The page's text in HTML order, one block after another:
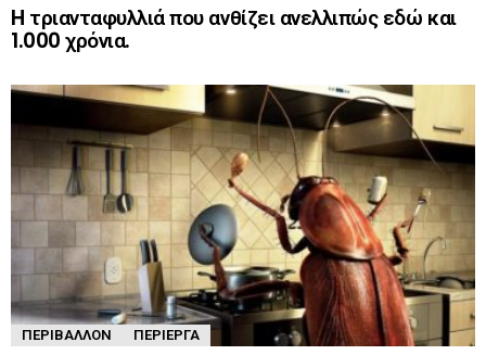
H τριανταφυλλιά που ανθίζει ανελλιπώς εδώ και
1.000 χρόνια.
ΠΕΡΙΒΆΛΛΟΝ ΠΕΡΊΕΡΓΑ